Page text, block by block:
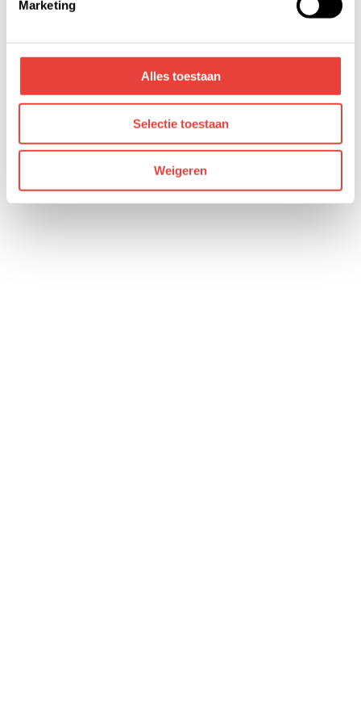
details pagina.
Marketing
Alles toestaan
Selectie toestaan
Weigeren
Interesse in een riante Slimmer Kopen® Ruimwonen
woningen?Ze zijn nu te koop!